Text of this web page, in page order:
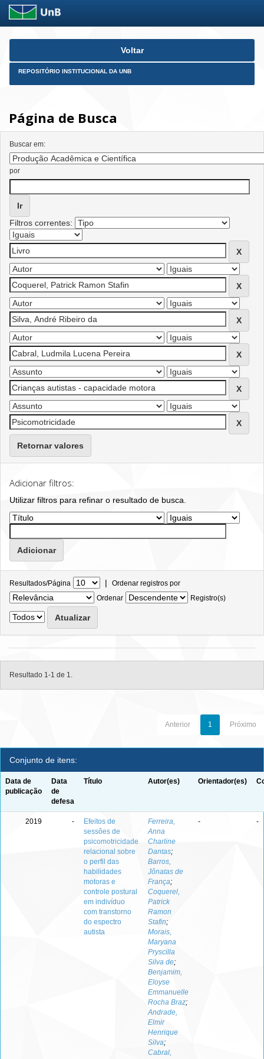
Skip
Voltar
REPOSITÓRIO INSTITUCIONAL DA UNB
Página de Busca
Buscar em:
por
Filtros correntes:
Retornar valores
Adicionar filtros:
Utilizar filtros para refinar o resultado de busca.
Resultados/Página | Ordenar registros por
Ordenar
Registro(s)
Resultado 1-1 de 1.
Anterior 1 Próximo
Conjunto de itens:
Data de
publicação
Data
de
defesa
Título Autor(es) Orientador(es)
2019 -
Efeitos de
sessões de
psicomotricidade
relacional sobre
o perfil das
habilidades
motoras e
controle postural
em indivíduo
com transtorno
do espectro
autista
Ferreira,
Anna
Charline
Dantas;
Barros,
Jônatas de
França;
Coquerel,
Patrick
Ramon
Stafin;
Morais,
Maryana
Pryscilla
Silva de;
Benjamim,
Eloyse
Emmanuelle
Rocha Braz;
Andrade,
Elmir
Henrique
Silva;
Cabral,
- -